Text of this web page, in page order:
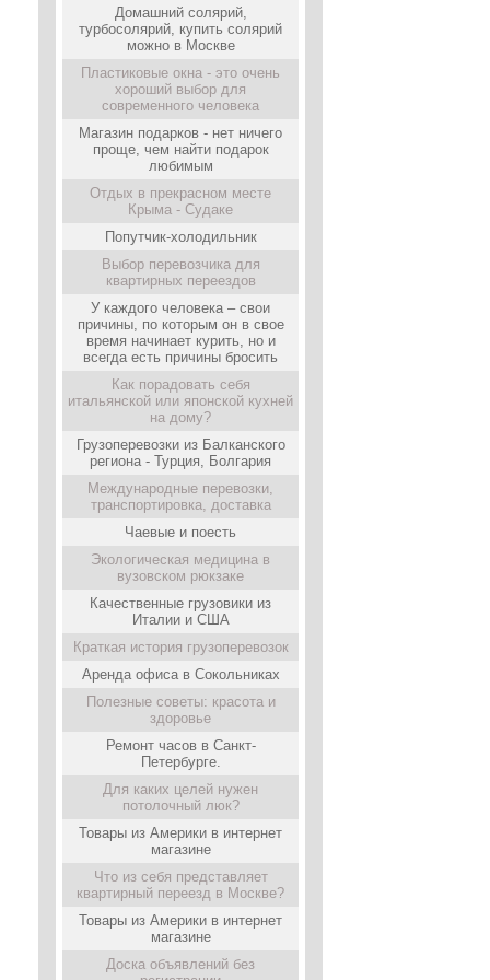
Домашний солярий,
турбосолярий, купить солярий
можно в Москве
Пластиковые окна - это очень
хороший выбор для
современного человека
Магазин подарков - нет ничего
проще, чем найти подарок
любимым
Отдых в прекрасном месте
Крыма - Судаке
Попутчик-холодильник
Выбор перевозчика для
квартирных переездов
У каждого человека – свои
причины, по которым он в свое
время начинает курить, но и
всегда есть причины бросить
Как порадовать себя
итальянской или японской кухней
на дому?
Грузоперевозки из Балканского
региона - Турция, Болгария
Международные перевозки,
транспортировка, доставка
Чаевые и поесть
Экологическая медицина в
вузовском рюкзаке
Качественные грузовики из
Италии и США
Краткая история грузоперевозок
Аренда офиса в Сокольниках
Полезные советы: красота и
здоровье
Ремонт часов в Санкт-
Петербурге.
Для каких целей нужен
потолочный люк?
Товары из Америки в интернет
магазине
Что из себя представляет
квартирный переезд в Москве?
Товары из Америки в интернет
магазине
Доска объявлений без